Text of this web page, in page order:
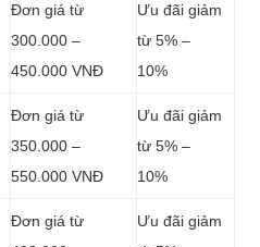
Đơn giá từ
300.000 –
450.000 VNĐ
Ưu đãi giảm
từ 5% –
10%
Đơn giá từ
350.000 –
550.000 VNĐ
Ưu đãi giảm
từ 5% –
10%
Đơn giá từ
Ưu đãi giảm